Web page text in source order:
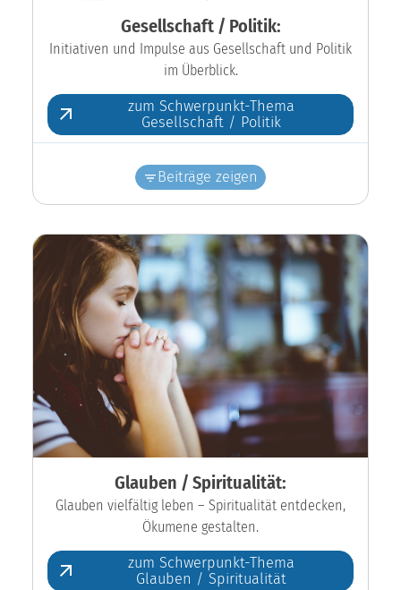
Gesellschaft / Politik:
Initiativen und Impulse aus Gesellschaft und Politik
im Überblick.
zum Schwerpunkt-Thema
Gesellschaft / Politik
Beiträge zeigen
Glauben / Spiritualität:
Glauben vielfältig leben – Spiritualität entdecken,
Ökumene gestalten.
zum Schwerpunkt-Thema
Glauben / Spiritualität